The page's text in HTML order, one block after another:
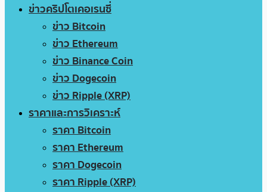
ข่าวคริปโตเคอเรนซี่
ข่าว Bitcoin
ข่าว Ethereum
ข่าว Binance Coin
ข่าว Dogecoin
ข่าว Ripple (XRP)
ราคาและการวิเคราะห์
ราคา Bitcoin
ราคา Ethereum
ราคา Dogecoin
ราคา Ripple (XRP)